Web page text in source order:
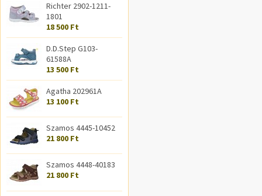
Richter 2902-1211-
1801
18 500 Ft
D.D.Step G103-
61588A
13 500 Ft
Agatha 202961A
13 100 Ft
Szamos 4445-10452
21 800 Ft
Szamos 4448-40183
21 800 Ft